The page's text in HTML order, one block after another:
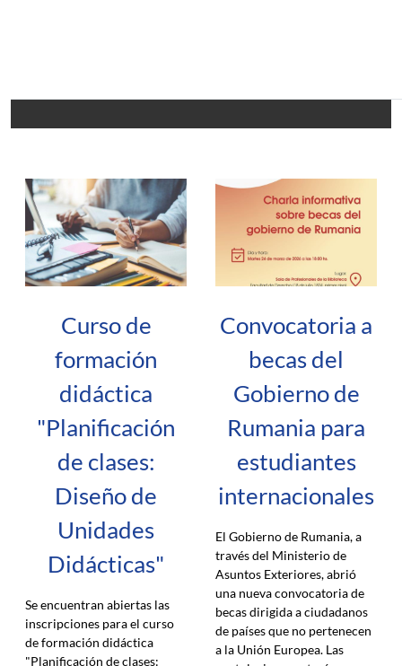
Curso de
formación
didáctica
"Planificación
de clases:
Diseño de
Unidades
Didácticas"
Se encuentran abiertas las
inscripciones para el curso
de formación didáctica
"Planificación de clases:
Convocatoria a
becas del
Gobierno de
Rumania para
estudiantes
internacionales
El Gobierno de Rumania, a
través del Ministerio de
Asuntos Exteriores, abrió
una nueva convocatoria de
becas dirigida a ciudadanos
de países que no pertenecen
a la Unión Europea. Las